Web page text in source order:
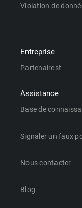
Violation de
Entreprise
Partenairest
Assistance
Base de
Signaler un faux
Nous contacter
Blog